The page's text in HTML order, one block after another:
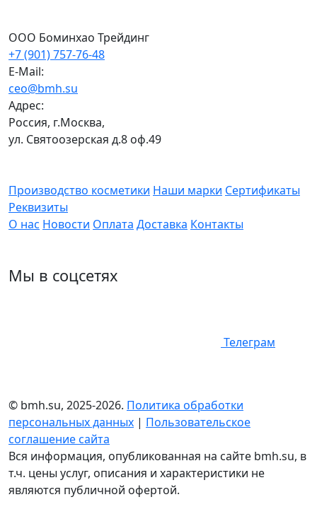
ООО Боминхао Трейдинг
+7 (901) 757-76-48
E-Mail:
ceo@bmh.su
Адрес:
Россия, г.Москва,
ул. Святоозерская д.8 оф.49
Производство косметики Наши марки Сертификаты
Реквизиты
О нас Новости Оплата Доставка Контакты
Мы в соцсетях
Телеграм
© bmh.su, 2025-2026. Политика обработки
персональных данных | Пользовательское
соглашение сайта
Вся информация, опубликованная на сайте bmh.su, в
т.ч. цены услуг, описания и характеристики не
являются публичной офертой.